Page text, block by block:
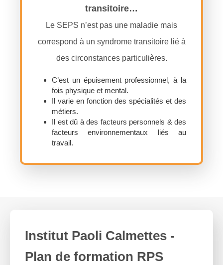
transitoire…
Le SEPS n’est pas une maladie mais
correspond à un syndrome transitoire lié à
des circonstances particulières.
C’est un épuisement professionnel, à la
fois physique et mental.
Il varie en fonction des spécialités et des
métiers.
Il est dû à des facteurs personnels & des
facteurs environnementaux liés au
travail.
Institut Paoli Calmettes -
Plan de formation RPS